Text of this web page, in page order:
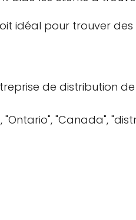
idéal pour trouver
de distribution
"Ontario", "Canada",